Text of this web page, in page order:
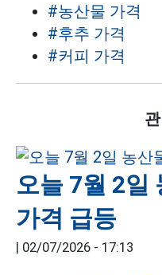
#농산물 가격
#후추 가격
#커피 가격
오늘 7월 2일
가격 급등
| 02/07/2026 - 17:13